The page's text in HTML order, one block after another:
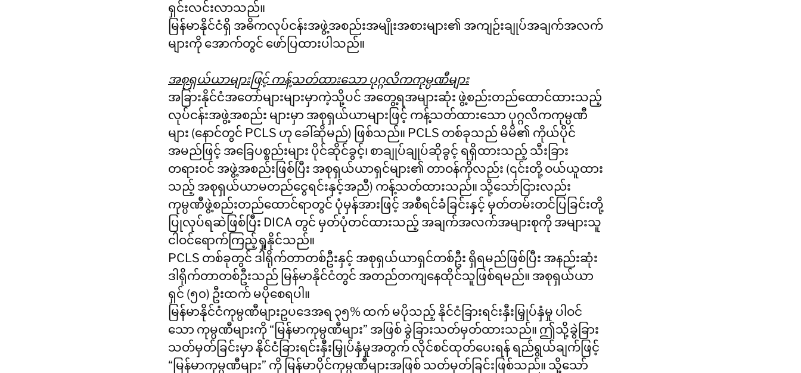
ရှင်းလင်းလာသည်။
မြန်မာနိုင်ငံရှိ အဓိကလုပ်ငန်းအဖွဲ့အစည်းအမျိုးအစားများ၏ အကျဉ်းချုပ်အချက်အလက်
များကို အောက်တွင် ဖော်ပြထားပါသည်။
အစုရှယ်ယာများဖြင့် ကန့်သတ်ထားသော ပုဂ္ဂလိကကုမ္ပဏီများ
အခြားနိုင်ငံအတော်များများမှာကဲ့သို့ပင် အတွေ့ရအများဆုံး ဖွဲ့စည်းတည်ထောင်ထားသည့်
လုပ်ငန်းအဖွဲ့အစည်း များမှာ အစုရှယ်ယာများဖြင့် ကန့်သတ်ထားသော ပုဂ္ဂလိကကုမ္ပဏီ
များ (နောင်တွင် PCLS ဟု ခေါ်ဆိုမည်) ဖြစ်သည်။ PCLS တစ်ခုသည် မိမိ၏ ကိုယ်ပိုင်
အမည်ဖြင့် အခြေပစ္စည်းများ ပိုင်ဆိုင်ခွင့်၊ စာချုပ်ချုပ်ဆိုခွင့် ရရှိထားသည့် သီးခြား
တရားဝင် အဖွဲ့အစည်းဖြစ်ပြီး အစုရှယ်ယာရှင်များ၏ တာဝန်ကိုလည်း (၎င်းတို့ ဝယ်ယူထား
သည့် အစုရှယ်ယာမတည်ငွေရင်းနှင့်အညီ) ကန့်သတ်ထားသည်။ သို့သော်ငြားလည်း
ကုမ္ပဏီဖွဲ့စည်းတည်ထောင်ရာတွင် ပုံမှန်အားဖြင့် အစီရင်ခံခြင်းနှင့် မှတ်တမ်းတင်ပြခြင်းတို့
ပြုလုပ်ရဆဲဖြစ်ပြီး DICA တွင် မှတ်ပုံတင်ထားသည့် အချက်အလက်အများစုကို အများသူ
ငါဝင်ရောက်ကြည့်ရှုနိုင်သည်။
PCLS တစ်ခုတွင် ဒါရိုက်တာတစ်ဦးနှင့် အစုရှယ်ယာရှင်တစ်ဦး ရှိရမည်ဖြစ်ပြီး အနည်းဆုံး
ဒါရိုက်တာတစ်ဦးသည် မြန်မာနိုင်ငံတွင် အတည်တကျနေထိုင်သူဖြစ်ရမည်။ အစုရှယ်ယာ
ရှင် (၅၀) ဦးထက် မပိုစေရပါ။
မြန်မာနိုင်ငံကုမ္ပဏီများဥပဒေအရ ၃၅% ထက် မပိုသည့် နိုင်ငံခြားရင်းနှီးမြှုပ်နှံမှု ပါဝင်
သော ကုမ္ပဏီများကို “မြန်မာကုမ္ပဏီများ” အဖြစ် ခွဲခြားသတ်မှတ်ထားသည်။ ဤသို့ခွဲခြား
သတ်မှတ်ခြင်းမှာ နိုင်ငံခြားရင်းနှီးမြှုပ်နှံမှုအတွက် လိုင်စင်ထုတ်ပေးရန် ရည်ရွယ်ချက်ဖြင့်
“မြန်မာကုမ္ပဏီများ” ကို မြန်မာပိုင်ကုမ္ပဏီများအဖြစ် သတ်မှတ်ခြင်းဖြစ်သည်။ သို့သော်